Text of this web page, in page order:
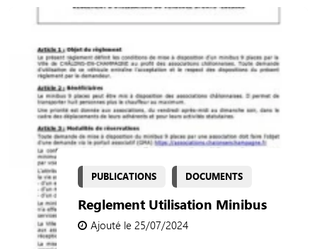
PUBLICATIONS DOCUMENTS
Reglement Utilisation Minibus
Ajouté le 25/07/2024